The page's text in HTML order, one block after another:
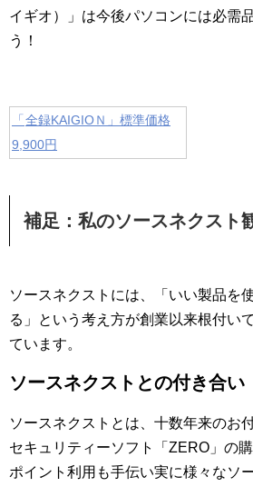
イギオ）」は今後パソコンには必需
う！
「 全録KAIGIOＮ」標準価格
9,900円
補足：私のソースネクスト
ソースネクストには、「いい製品を
る」という考え方が創業以来根付い
ています。
ソースネクストとの付き合い
ソースネクストとは、十数年来のお
セキュリティーソフト「ZERO」の
ポイント利用も手伝い実に様々なソ